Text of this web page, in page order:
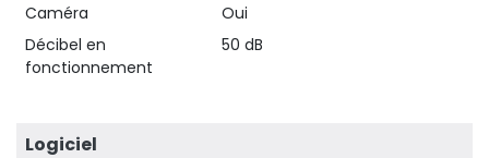
Caméra
Oui
Décibel en
fonctionnement
50 dB
Logiciel